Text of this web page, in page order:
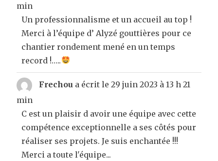
min
Un professionnalisme et un accueil au top !
Merci à l’équipe d’ Alyzé gouttières pour ce
chantier rondement mené en un temps
record !…..
Frechou a écrit le 29 juin 2023 à 13 h 21
min
C est un plaisir d avoir une équipe avec cette
compétence exceptionnelle a ses côtés pour
réaliser ses projets. Je suis enchantée !!!
Merci a toute l'équipe...